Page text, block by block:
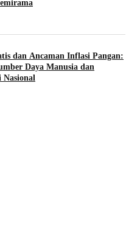
dan Ancaman Inflasi Pangan:
Daya Manusia dan
Nasional